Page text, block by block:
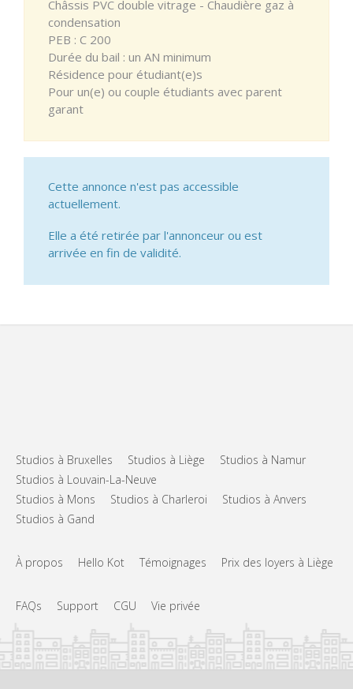
Châssis PVC double vitrage - Chaudière gaz à
condensation
PEB : C 200
Durée du bail : un AN minimum
Résidence pour étudiant(e)s
Pour un(e) ou couple étudiants avec parent
garant
Cette annonce n'est pas accessible
actuellement.
Elle a été retirée par l'annonceur ou est
arrivée en fin de validité.
Studios à Bruxelles Studios à Liège
Studios à Namur
Studios à Louvain-La-Neuve
Studios à Mons
Studios à Charleroi
Studios à Anvers
Studios à Gand
À propos Hello Kot Témoignages Prix des loyers à Liège
FAQs Support CGU Vie privée